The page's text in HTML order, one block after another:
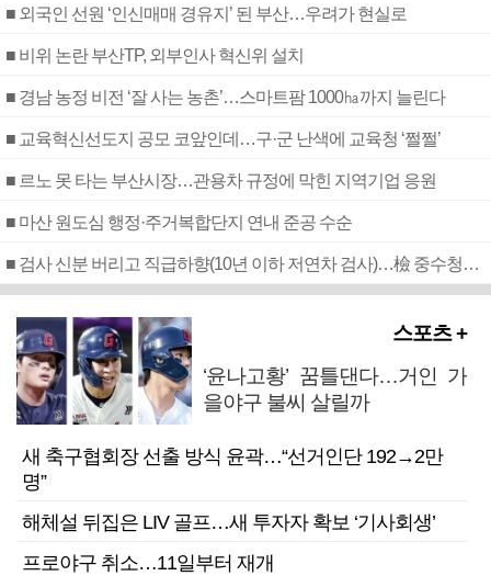
■ 외국인 선원 ‘인신매매 경유지’ 된 부산…우려가 현실로
■ 비위 논란 부산TP, 외부인사 혁신위 설치
■ 경남 농정 비전 ‘잘 사는 농촌’…스마트팜 1000㏊까지 늘린다
■ 교육혁신선도지 공모 코앞인데…구·군 난색에 교육청 ‘쩔쩔’
■ 르노 못 타는 부산시장…관용차 규정에 막힌 지역기업 응원
■ 마산 원도심 행정·주거복합단지 연내 준공 수순
■ 검사 신분 버리고 직급하향(10년 이하 저연차 검사)…檢 중수청행 기피
스포츠 +
‘윤나고황’ 꿈틀댄다…거인 가
을야구 불씨 살릴까
새 축구협회장 선출 방식 윤곽…“선거인단 192→2만
명”
해체설 뒤집은 LIV 골프…새 투자자 확보 ‘기사회생’
프로야구 취소…11일부터 재개